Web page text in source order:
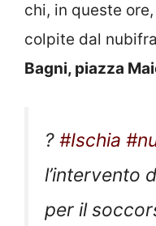
chi, in queste
colpite dal
Bagni, piazza
? #Ischia
l’intervento
per il